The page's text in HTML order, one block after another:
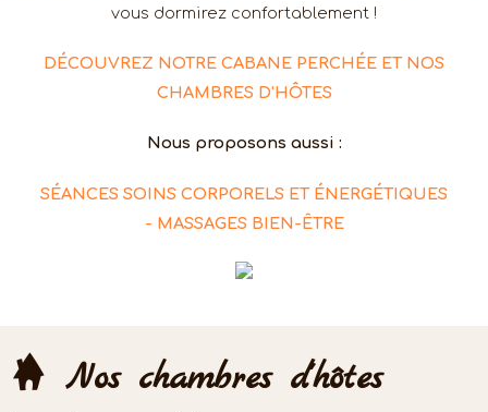
vous dormirez confortablement !
DÉCOUVREZ NOTRE CABANE PERCHÉE ET NOS
CHAMBRES D'HÔTES
Nous proposons aussi :
SÉANCES SOINS CORPORELS ET ÉNERGÉTIQUES
- MASSAGES BIEN-ÊTRE
Nos chambres d'hôtes